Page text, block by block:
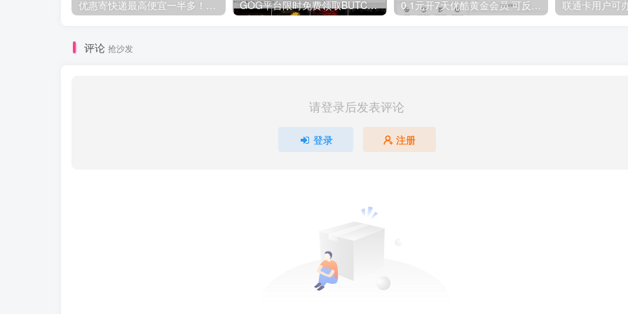
优惠寄快递最高便宜一半多！白鸽惠递 GOG平台限时免费领取BUTCHER（屠夫） 0.1元开7天优酷黄金会员 可反复开通需要关闭自动续费
评论 抢沙发
请登录后发表评论
登录 注册